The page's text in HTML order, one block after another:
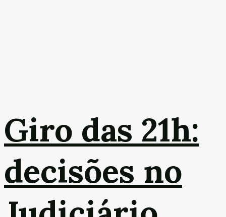
Giro das 21h:
decisões no